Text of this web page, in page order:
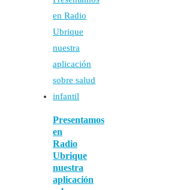
Presentamos
en
Radio
Ubrique
nuestra
aplicación